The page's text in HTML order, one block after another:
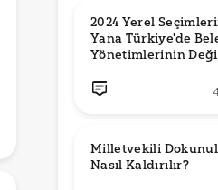
2024 Yerel
Yana Türkiye'de
Yönetimlerinin
Milletvekili
Nasıl Kaldırılır?